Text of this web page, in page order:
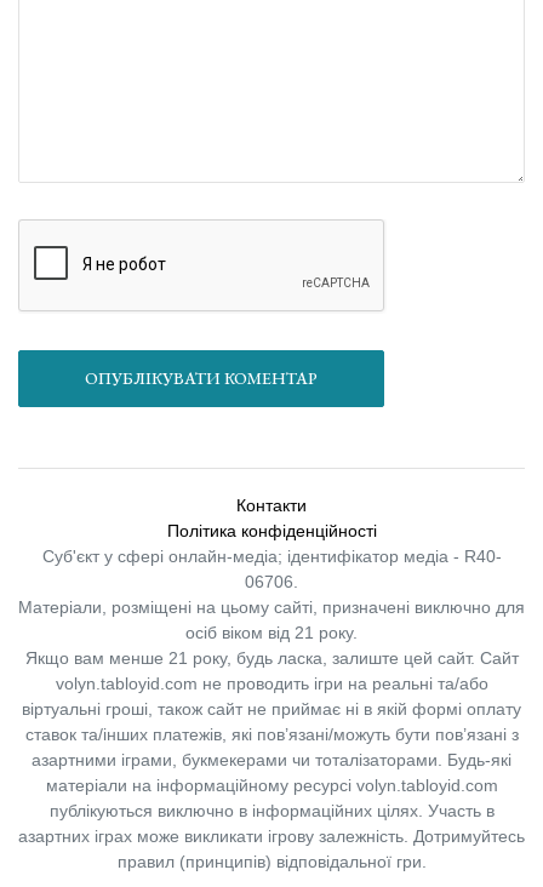
ОПУБЛІКУВАТИ КОМЕНТАР
Контакти
Політика конфіденційності
Суб'єкт у сфері онлайн-медіа; ідентифікатор медіа - R40-
06706.
Матеріали, розміщені на цьому сайті, призначені виключно для
осіб віком від 21 року.
Якщо вам менше 21 року, будь ласка, залиште цей сайт. Сайт
volyn.tabloyid.com не проводить ігри на реальні та/або
віртуальні гроші, також сайт не приймає ні в якій формі оплату
ставок та/інших платежів, які пов’язані/можуть бути пов’язані з
азартними іграми, букмекерами чи тоталізаторами. Будь-які
матеріали на інформаційному ресурсі volyn.tabloyid.com
публікуються виключно в інформаційних цілях. Участь в
азартних іграх може викликати ігрову залежність. Дотримуйтесь
правил (принципів) відповідальної гри.